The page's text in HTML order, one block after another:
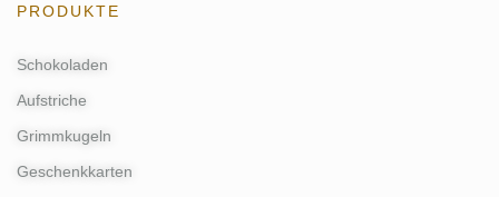
PRODUKTE
Schokoladen
Aufstriche
Grimmkugeln
Geschenkkarten